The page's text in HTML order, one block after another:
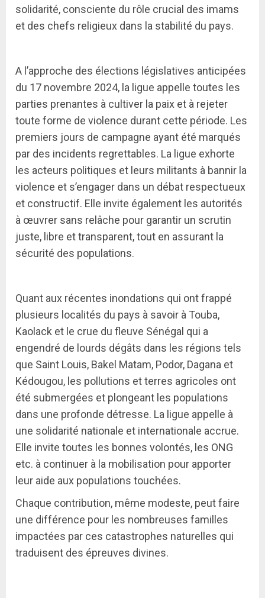
solidarité, consciente du rôle crucial des imams
et des chefs religieux dans la stabilité du pays.
A l’approche des élections législatives anticipées
du 17 novembre 2024, la ligue appelle toutes les
parties prenantes à cultiver la paix et à rejeter
toute forme de violence durant cette période. Les
premiers jours de campagne ayant été marqués
par des incidents regrettables. La ligue exhorte
les acteurs politiques et leurs militants à bannir la
violence et s’engager dans un débat respectueux
et constructif. Elle invite également les autorités
à œuvrer sans relâche pour garantir un scrutin
juste, libre et transparent, tout en assurant la
sécurité des populations.
Quant aux récentes inondations qui ont frappé
plusieurs localités du pays à savoir à Touba,
Kaolack et le crue du fleuve Sénégal qui a
engendré de lourds dégâts dans les régions tels
que Saint Louis, Bakel Matam, Podor, Dagana et
Kédougou, les pollutions et terres agricoles ont
été submergées et plongeant les populations
dans une profonde détresse. La ligue appelle à
une solidarité nationale et internationale accrue.
Elle invite toutes les bonnes volontés, les ONG
etc. à continuer à la mobilisation pour apporter
leur aide aux populations touchées.
Chaque contribution, même modeste, peut faire
une différence pour les nombreuses familles
impactées par ces catastrophes naturelles qui
traduisent des épreuves divines.